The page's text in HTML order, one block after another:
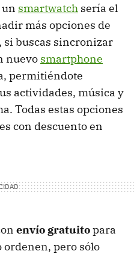
smartwatch sería el
más opciones de
si buscas sincronizar
nuevo smartphone
permitiéndote
actividades, música y
Todas estas opciones
con descuento en
envío gratuitopara
ordenen, pero sólo